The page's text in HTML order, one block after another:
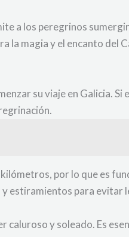
a los peregrinos
la magia y el encanto del
su viaje en Galicia. Si
por lo que es
estiramientos para evitar
caluroso y soleado. Es